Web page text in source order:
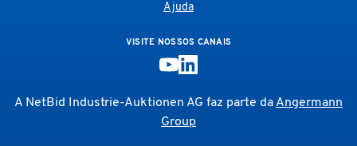
Ajuda
VISITE NOSSOS CANAIS
A NetBid Industrie-Auktionen AG faz parte daAngermann
Group